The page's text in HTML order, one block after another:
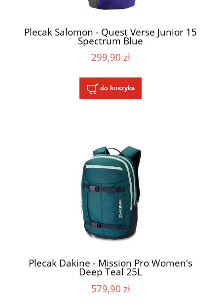
Plecak Salomon - Quest Verse Junior 15
Spectrum Blue
299,90 zł
do koszyka
Plecak Dakine - Mission Pro Women's
Deep Teal 25L
579,90 zł